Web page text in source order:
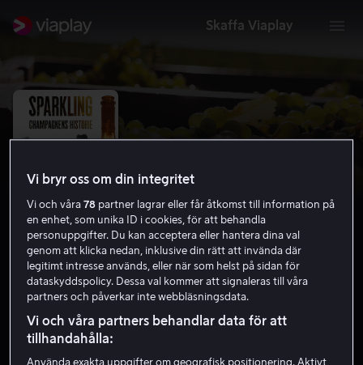
Skaffa Viaplay
Sparkling: The Story of Champagne
5.6 Dokumentär 2021
1 h 28 min
Barntillåten
HD
Vi bryr oss om din integritet
Vi och våra78 partner lagrar eller får åtkomst till information på
en enhet, som unika ID i cookies, för att behandla
personuppgifter. Du kan acceptera eller hantera dina val
genom att klicka nedan, inklusive din rätt att invända där
legitimt intresse används, eller när som helst på sidan för
dataskyddspolicy. Dessa val kommer att signaleras till våra
partners och påverkar inte webbläsningsdata.
Vi och våra partners behandlar data för att
tillhandahålla:
Använda exakta uppgifter om geografisk positionering. Aktivt